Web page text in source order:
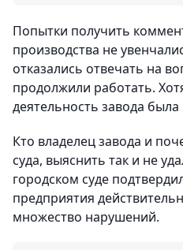
Попытки получить
производства не
отказались отвечать на
продолжили работать.
деятельность завода
Кто владелец завода и
суда, выяснить так и не
городском суде
предприятия
множество нарушений.